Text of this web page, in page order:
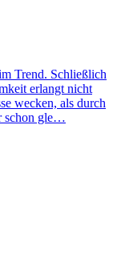
Trend. Schließlich
erlangt nicht
wecken, als durch
schon gle…